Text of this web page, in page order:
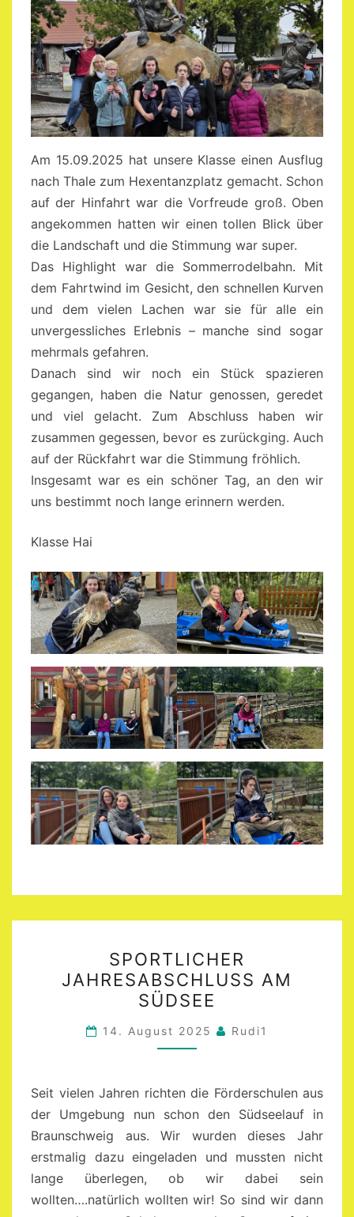
Am 15.09.2025 hat unsere Klasse einen Ausflug
nach Thale zum Hexentanzplatz gemacht. Schon
auf der Hinfahrt war die Vorfreude groß. Oben
angekommen hatten wir einen tollen Blick über
die Landschaft und die Stimmung war super.
Das Highlight war die Sommerrodelbahn. Mit
dem Fahrtwind im Gesicht, den schnellen Kurven
und dem vielen Lachen war sie für alle ein
unvergessliches Erlebnis – manche sind sogar
mehrmals gefahren.
Danach sind wir noch ein Stück spazieren
gegangen, haben die Natur genossen, geredet
und viel gelacht. Zum Abschluss haben wir
zusammen gegessen, bevor es zurückging. Auch
auf der Rückfahrt war die Stimmung fröhlich.
Insgesamt war es ein schöner Tag, an den wir
uns bestimmt noch lange erinnern werden.
Klasse Hai
JAHRESABSCHLUSS
AM
SÜDSEE
SPORTLICHER
JAHRESABSCHLUSS AM
SÜDSEE
14. August 2025 Rudi1
Seit vielen Jahren richten die Förderschulen aus
der Umgebung nun schon den Südseelauf in
Braunschweig aus. Wir wurden dieses Jahr
erstmalig dazu eingeladen und mussten nicht
lange überlegen, ob wir dabei sein
wollten….natürlich wollten wir! So sind wir dann